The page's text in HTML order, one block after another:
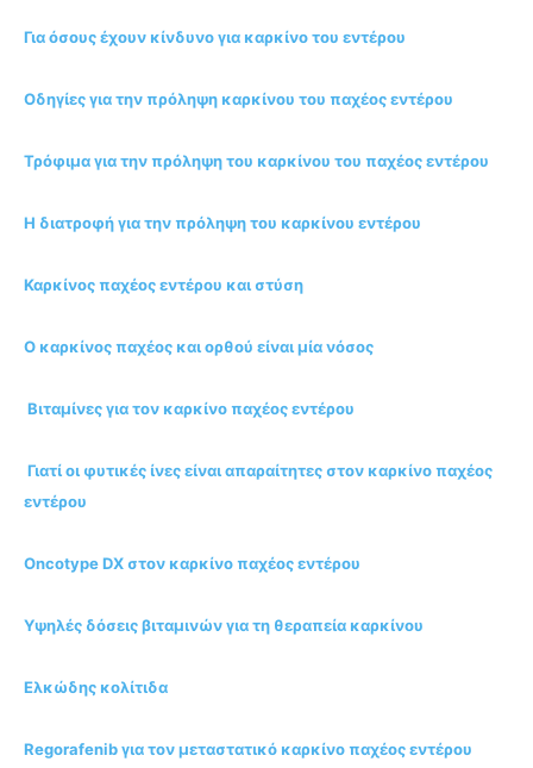
Για όσους έχουν κίνδυνο για καρκίνο του εντέρου
Οδηγίες για την πρόληψη καρκίνου του παχέος εντέρου
Τρόφιμα για την πρόληψη του καρκίνου του παχέος εντέρου
Η διατροφή για την πρόληψη του καρκίνου εντέρου
Καρκίνος παχέος εντέρου και στύση
Ο καρκίνος παχέος και ορθού είναι μία νόσος
Βιταμίνες για τον καρκίνο παχέος εντέρου
Γιατί οι φυτικές ίνες είναι απαραίτητες στον καρκίνο παχέος
εντέρου
Oncotype DX στον καρκίνο παχέος εντέρου
Υψηλές δόσεις βιταμινών για τη θεραπεία καρκίνου
Ελκώδης κολίτιδα
Regorafenib για τον μεταστατικό καρκίνο παχέος εντέρου